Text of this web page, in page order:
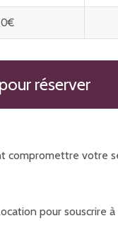
réserver
compromettre votre
pour souscrire à